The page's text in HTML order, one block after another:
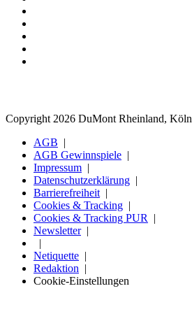
Copyright 2026 DuMont Rheinland, Köln
AGB
AGB Gewinnspiele
Impressum
Datenschutzerklärung
Barrierefreiheit
Cookies & Tracking
Cookies & Tracking PUR
Newsletter
Netiquette
Redaktion
Cookie-Einstellungen